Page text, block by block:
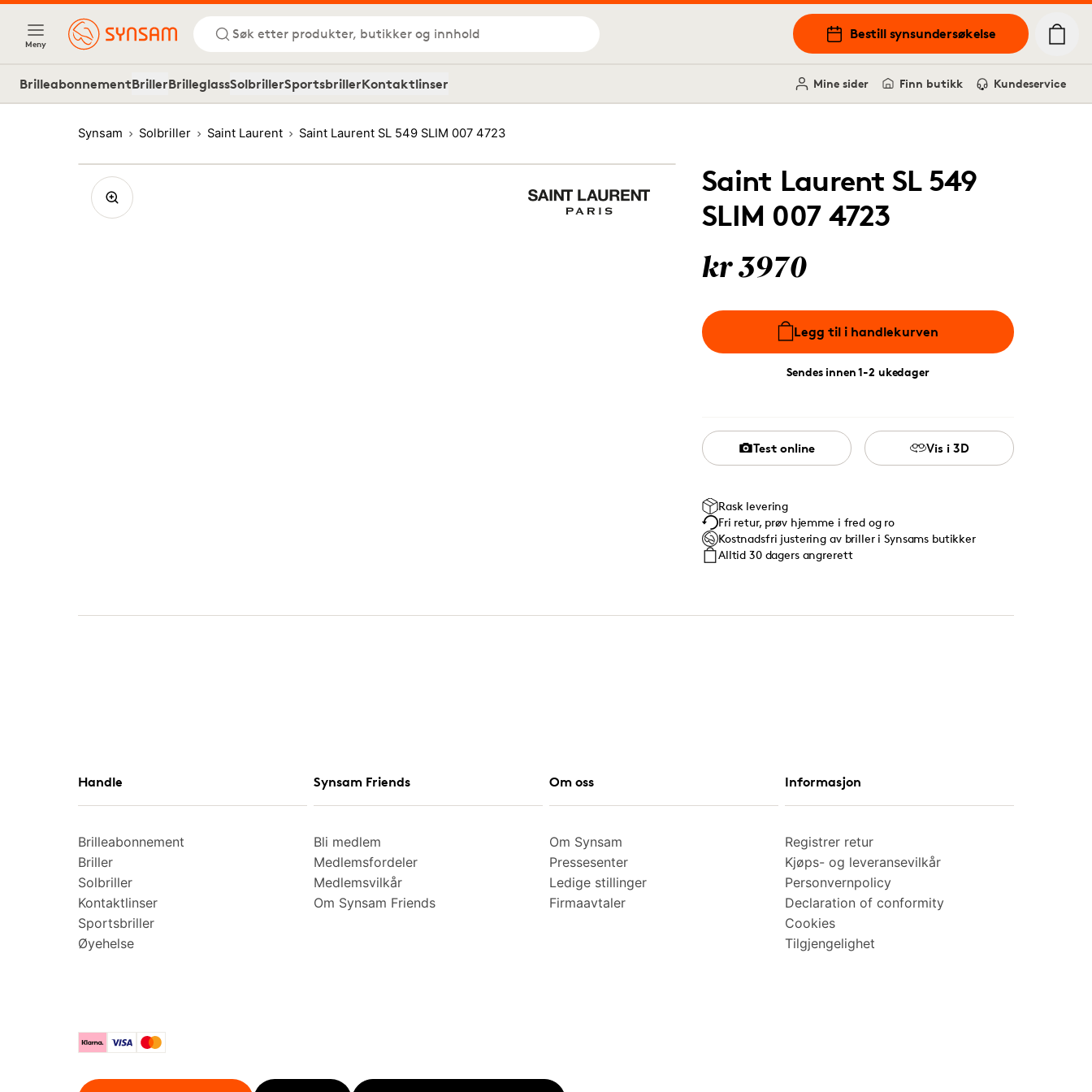
Meny
Søk etter produkter, butikker og innhold Bestill synsundersøkelse
BrilleabonnementBrillerBrilleglassSolbrillerSportsbrillerKontaktlinser Mine sider Finn butikk Kundeservice
Synsam Solbriller Saint Laurent Saint Laurent SL 549 SLIM 007 4723
Saint Laurent SL 549
SLIM 007 4723
kr 3970
Legg til i handlekurven
Sendes innen 1-2 ukedager
Test online Vis i 3D
Rask levering
Fri retur, prøv hjemme i fred og ro
Kostnadsfri justering av briller i Synsams butikker
Alltid 30 dagers angrerett
Handle
Brilleabonnement
Briller
Solbriller
Kontaktlinser
Sportsbriller
Øyehelse
Synsam Friends
Bli medlem
Medlemsfordeler
Medlemsvilkår
Om Synsam Friends
Om oss
Om Synsam
Pressesenter
Ledige stillinger
Firmaavtaler
Informasjon
Registrer retur
Kjøps- og leveransevilkår
Personvernpolicy
Declaration of conformity
Cookies
Tilgjengelighet
KlarnaVisa Mastercard